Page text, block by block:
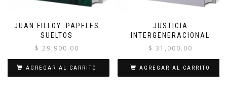
JUAN FILLOY. PAPELES
SUELTOS
$ 29,900.00
AGREGAR AL CARRITO
JUSTICIA
INTERGENERACIONAL
$ 31,000.00
AGREGAR AL CARRITO